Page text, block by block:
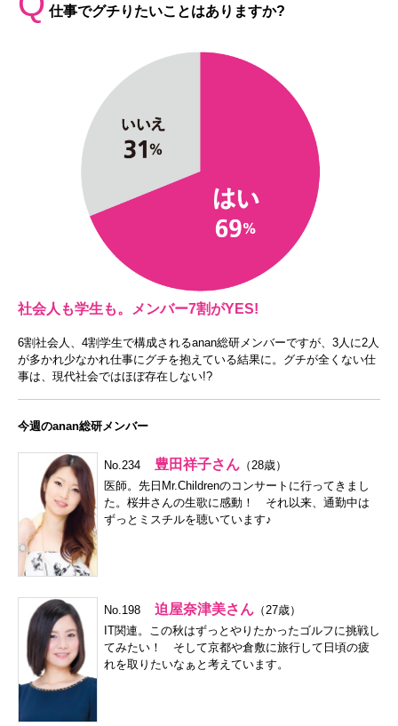
仕事でグチりたいことはありますか?
社会人も学生も。メンバー7割がYES!
6割社会人、4割学生で構成されるanan総研メンバーですが、3人に2人
が多かれ少なかれ仕事にグチを抱えている結果に。グチが全くない仕
事は、現代社会ではほぼ存在しない!?
今週のanan総研メンバー
No.234 豊田祥子さん （28歳）
医師。先日Mr.Childrenのコンサートに行ってきまし
た。桜井さんの生歌に感動！ それ以来、通勤中は
ずっとミスチルを聴いています♪
No.198 迫屋奈津美さん （27歳）
IT関連。この秋はずっとやりたかったゴルフに挑戦し
てみたい！ そして京都や倉敷に旅行して日頃の疲
れを取りたいなぁと考えています。